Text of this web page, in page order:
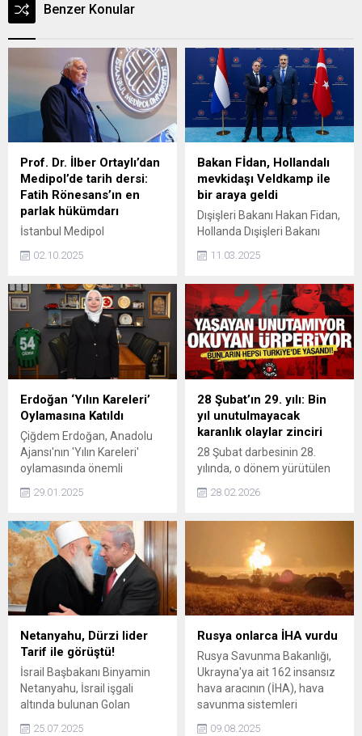
Benzer Konular
Prof. Dr. İlber Ortaylı’dan
Medipol’de tarih dersi:
Fatih Rönesans’ın en
parlak hükümdarı
İstanbul Medipol
akademik yılı, tarihe ışık
başladı.
02.10.2025
Bakan Fİdan, Hollandalı
mevkidaşı Veldkamp ile
bir araya geldi
Dışişleri Bakanı Hakan Fidan,
Hollanda Dışişleri Bakanı
Ankara'da bir araya geldi.
11.03.2025
Erdoğan ‘Yılın Kareleri’
Oylamasına Katıldı
Çiğdem Erdoğan, Anadolu
Ajansı'nın 'Yılın Kareleri'
oylamasında önemli
29.01.2025
28 Şubat’ın 29. yılı: Bin
yıl unutulmayacak
karanlık olaylar zinciri
28 Şubat darbesinin 28.
yılında, o dönem yürütülen
medya destekli
28.02.2026
Netanyahu, Dürzi lider
Tarif ile görüştü!
İsrail Başbakanı Binyamin
Netanyahu, İsrail işgali
altında bulunan Golan
25.07.2025
Rusya onlarca İHA vurdu
Rusya Savunma Bakanlığı,
Ukrayna'ya ait 162 insansız
hava aracının (İHA), hava
savunma sistemleri
09.08.2025